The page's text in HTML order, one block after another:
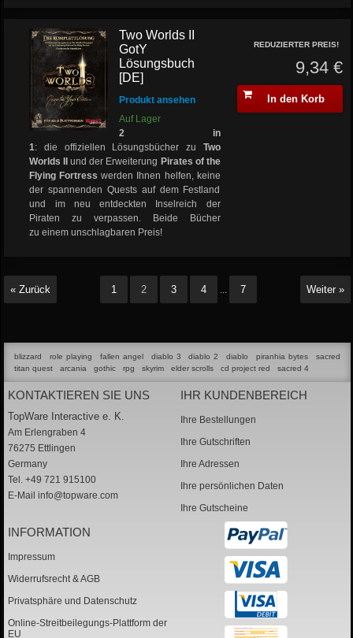
Two Worlds II
GotY
Lösungsbuch
[DE]
Produkt ansehen
Auf Lager
2 in
1: die offiziellen Lösungsbücher zu Two
Worlds II
und der Erweiterung Pirates of the
Flying Fortress werden Ihnen helfen, keine
der spannenden Quests auf dem Festland
und im neu entdeckten Inselreich der
Piraten zu verpassen. Beide Bücher
zu einem unschlagbaren Preis!
REDUZIERTER PREIS!
9,34 €
In den Korb
« Zurück 1 2 3 4 ... 7 Weiter »
blizzard role playing fallen angel diablo 3 diablo 2 diablo piranhia bytes
sacred
titan quest
arcania gothic rpg skyrim elder scrolls cd project red sacred 4
KONTAKTIEREN SIE UNS
TopWare Interactive e. K.
Am Erlengraben 4
76275 Ettlingen
Germany
Tel. +49 721 915100
E-Mail info@topware.com
IHR KUNDENBEREICH
Ihre Bestellungen
Ihre Gutschriften
Ihre Adressen
Ihre persönlichen Daten
Ihre Gutscheine
INFORMATION
Impressum
Widerrufsrecht & AGB
Privatsphäre und Datenschutz
Online-Streitbeilegungs-Plattform der
EU